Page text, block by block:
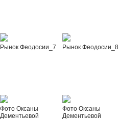
Рынок Феодосии_7 Рынок Феодосии_8
Фото Оксаны
Дементьевой
Фото Оксаны
Дементьевой